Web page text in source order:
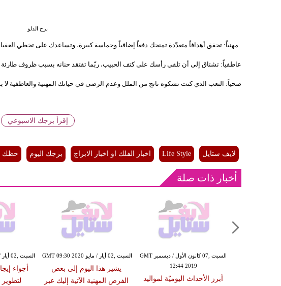
برج الدلو
مهنياً: تحقق أهدافاً متعدّدة تمنحك دفعاً إضافياً وحماسة كبيرة، وتساعدك على تخطي
عاطفياً: تشتاق إلى أن تلقي رأسك على كتف الحبيب، ربّما تفتقد حنانه بسبب ظروف طارئة
صحياً: التعب الذي كنت تشكوه ناتج من الملل وعدم الرضى في حياتك المهنية والعاطفية
إقرأ برجك الاسبوعي
لايف ستايل Life Style اخبار الفلك او اخبار الابراج برجك اليوم حظك
أخبار ذات صلة
السبت ,02 أيار / مايو GMT 09:35 2020
أجواء
لتطوير
السبت ,02 أيار / مايو GMT 09:30 2020
يشير هذا اليوم إلى بعض
الفرص المهنية الآتية إليك عبر
السبت ,07 كانون الأول / ديسمبر GMT
12:44 2019
أبرز الأحداث اليوميّة لمواليد